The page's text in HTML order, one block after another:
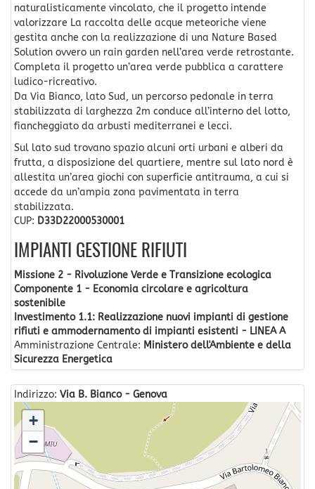
naturalisticamente vincolato, che il progetto intende
valorizzare La raccolta delle acque meteoriche viene
gestita anche con la realizzazione di una Nature Based
Solution ovvero un rain garden nell’area verde retrostante.
Completa il progetto un’area verde pubblica a carattere
ludico-ricreativo.
Da Via Bianco, lato Sud, un percorso pedonale in terra
stabilizzata di larghezza 2m conduce all’interno del lotto,
fiancheggiato da arbusti mediterranei e lecci.
Sul lato sud trovano spazio alcuni orti urbani e alberi da
frutta, a disposizione del quartiere, mentre sul lato nord è
allestita un’area giochi con superficie antitrauma, a cui si
accede da un’ampia zona pavimentata in terra
stabilizzata.
CUP: D33D22000530001
IMPIANTI GESTIONE RIFIUTI
Missione 2 - Rivoluzione Verde e Transizione ecologica
Componente 1 - Economia circolare e agricoltura
sostenibile
Investimento 1.1: Realizzazione nuovi impianti di gestione
rifiuti e ammodernamento di impianti esistenti - LINEA A
Amministrazione Centrale: Ministero dell'Ambiente e della
Sicurezza Energetica
Indirizzo: Via B. Bianco - Genova
+
−